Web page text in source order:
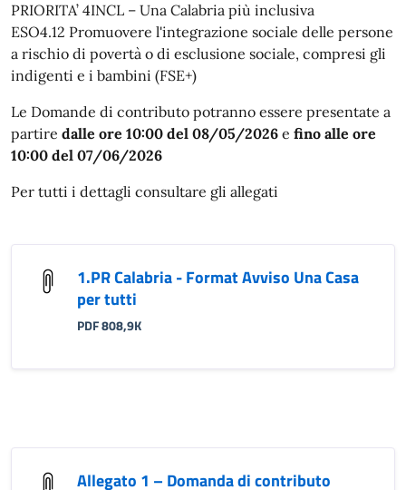
PRIORITA’ 4INCL – Una Calabria più inclusiva
ESO4.12 Promuovere l'integrazione sociale delle persone
a rischio di povertà o di esclusione sociale, compresi gli
indigenti e i bambini (FSE+)
Le Domande di contributo potranno essere presentate a
partire dalle ore 10:00 del 08/05/2026 e fino alle ore
10:00 del 07/06/2026
Per tutti i dettagli consultare gli allegati
1.PR Calabria - Format Avviso Una Casa
per tutti
PDF 808,9K
Allegato 1 – Domanda di contributo